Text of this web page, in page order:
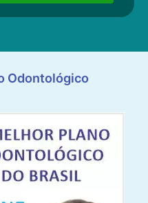
Odontológico